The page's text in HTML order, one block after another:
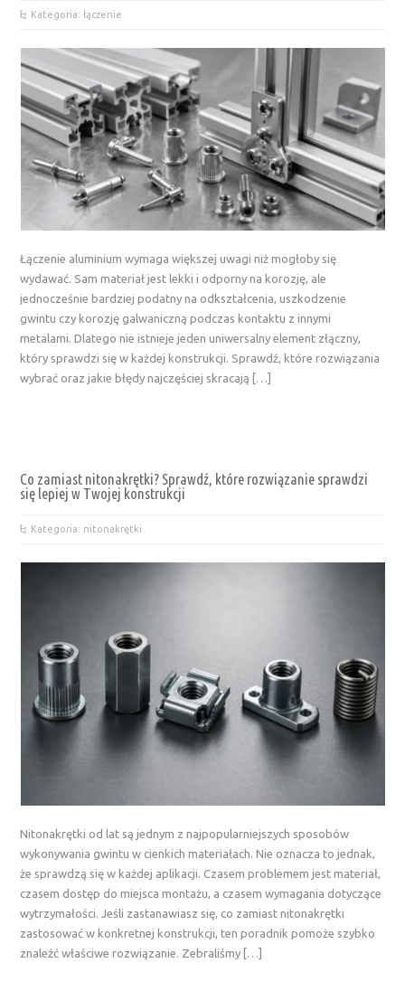
Kategoria: łączenie
Łączenie aluminium wymaga większej uwagi niż mogłoby się
wydawać. Sam materiał jest lekki i odporny na korozję, ale
jednocześnie bardziej podatny na odkształcenia, uszkodzenie
gwintu czy korozję galwaniczną podczas kontaktu z innymi
metalami. Dlatego nie istnieje jeden uniwersalny element złączny,
który sprawdzi się w każdej konstrukcji. Sprawdź, które rozwiązania
wybrać oraz jakie błędy najczęściej skracają […]
Co zamiast nitonakrętki? Sprawdź, które rozwiązanie sprawdzi
się lepiej w Twojej konstrukcji
Kategoria: nitonakrętki
Nitonakrętki od lat są jednym z najpopularniejszych sposobów
wykonywania gwintu w cienkich materiałach. Nie oznacza to jednak,
że sprawdzą się w każdej aplikacji. Czasem problemem jest materiał,
czasem dostęp do miejsca montażu, a czasem wymagania dotyczące
wytrzymałości. Jeśli zastanawiasz się, co zamiast nitonakrętki
zastosować w konkretnej konstrukcji, ten poradnik pomoże szybko
znaleźć właściwe rozwiązanie. Zebraliśmy […]